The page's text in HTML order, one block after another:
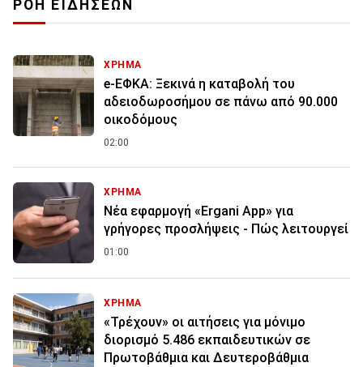
ΡΟΗ ΕΙΔΗΣΕΩΝ
ΧΡΗΜΑ
e-ΕΦΚΑ: Ξεκινά η καταβολή του
αδειοδωροσήμου σε πάνω από 90.000
οικοδόμους
02:00
ΧΡΗΜΑ
Νέα εφαρμογή «Ergani App» για
γρήγορες προσλήψεις - Πώς λειτουργεί
01:00
ΧΡΗΜΑ
«Τρέχουν» οι αιτήσεις για μόνιμο
διορισμό 5.486 εκπαιδευτικών σε
Πρωτοβάθμια και Δευτεροβάθμια